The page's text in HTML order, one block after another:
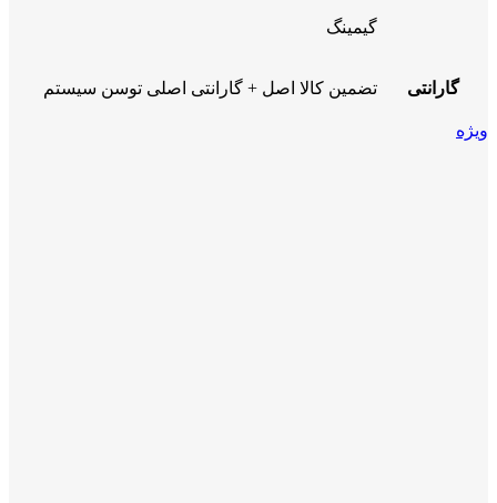
گیمینگ
گارانتی تضمین کالا اصل + گارانتی اصلی توسن سیستم
ویژه